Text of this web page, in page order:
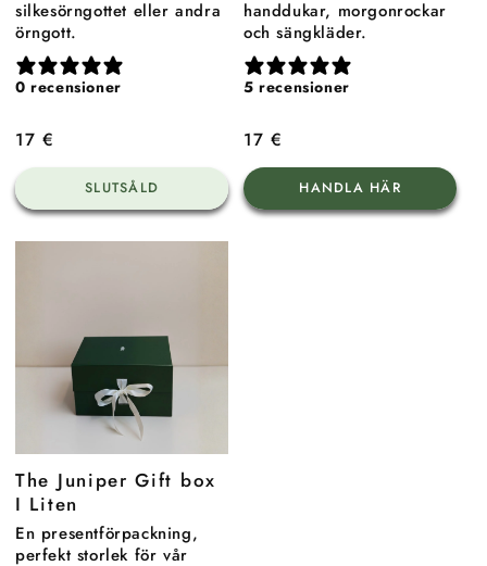
silkesörngottet eller andra
örngott.
0 recensioner
Ordinarie
pris
17 €
SLUTSÅLD
handdukar, morgonrockar
och sängkläder.
5 recensioner
Ordinarie
pris
17 €
HANDLA HÄR
The Juniper Gift box
I Liten
En presentförpackning,
perfekt storlek för vår